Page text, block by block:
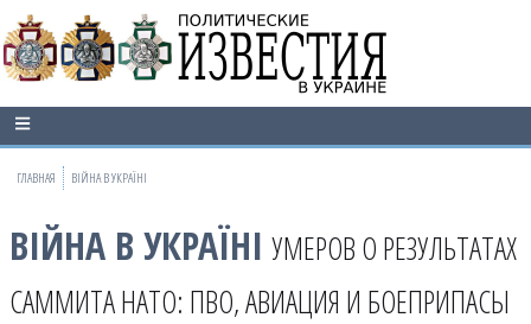
ГЛАВНАЯ ВІЙНА В УКРАЇНІ
ВІЙНА В УКРАЇНІ УМЕРОВ О РЕЗУЛЬТАТАХ
САММИТА НАТО: ПВО, АВИАЦИЯ И БОЕПРИПАСЫ